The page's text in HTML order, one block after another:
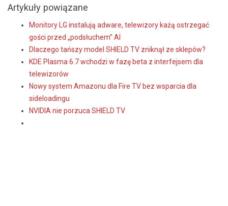
Artykuły powiązane
Monitory LG instalują adware, telewizory każą ostrzegać
gości przed „podsłuchem” AI
Dlaczego tańszy model SHIELD TV zniknął ze sklepów?
KDE Plasma 6.7 wchodzi w fazę beta z interfejsem dla
telewizorów
Nowy system Amazonu dla Fire TV bez wsparcia dla
sideloadingu
NVIDIA nie porzuca SHIELD TV